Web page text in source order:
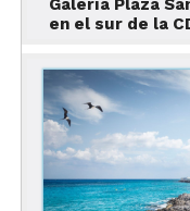
Adventure de
Sin embargo, ante
Wars Galaxy´s
estático.
La más reciente
Galería Plaza
en el sur de la